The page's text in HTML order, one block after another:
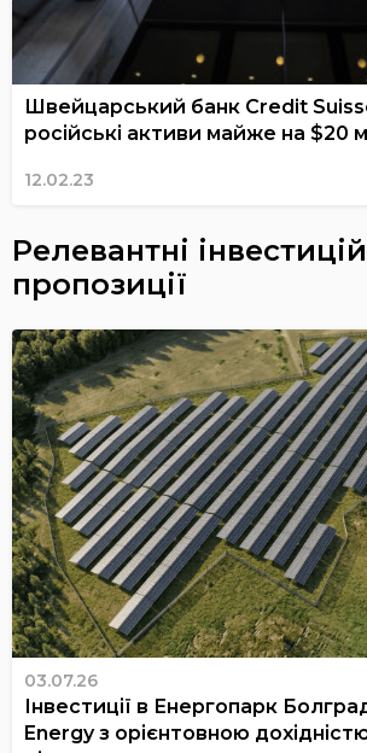
Швейцарський банк Credit
російські активи майже на $20
12.02.23
Релевантні
пропозиції
03.07.26
Інвестиції в Енергопарк
Energy з орієнтовною